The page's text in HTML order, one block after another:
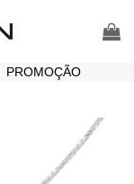
PROMOÇÃO